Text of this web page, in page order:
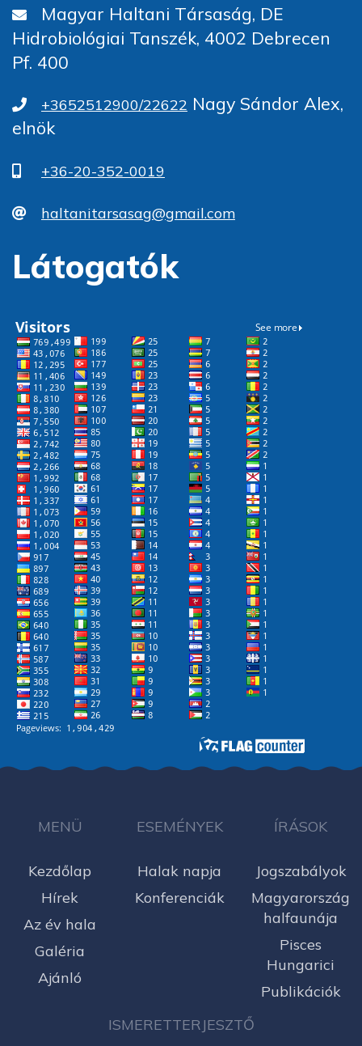
Magyar Haltani Társaság, DE
Hidrobiológiai Tanszék, 4002 Debrecen
Pf. 400
+3652512900/22622 Nagy Sándor Alex,
elnök
+36-20-352-0019
haltanitarsasag@gmail.com
Látogatók
MENÜ
Kezdőlap
Hírek
Az év hala
Galéria
Ajánló
ESEMÉNYEK
Halak napja
Konferenciák
ÍRÁSOK
Jogszabályok
Magyarország
halfaunája
Pisces
Hungarici
Publikációk
ISMERETTERJESZTŐ